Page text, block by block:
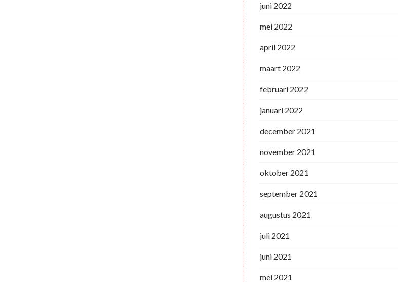
juni 2022
mei 2022
april 2022
maart 2022
februari 2022
januari 2022
december 2021
november 2021
oktober 2021
september 2021
augustus 2021
juli 2021
juni 2021
mei 2021